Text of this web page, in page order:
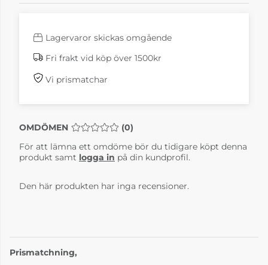
Lagervaror skickas omgående
Fri frakt vid köp över 1500kr
Vi prismatchar
OMDÖMEN MEDELBETYG 0 AV 5 ANTAL BETYG 0
(0)
För att lämna ett omdöme bör du tidigare köpt denna
produkt samt logga in på din kundprofil.
Den här produkten har inga recensioner.
Prismatchning,